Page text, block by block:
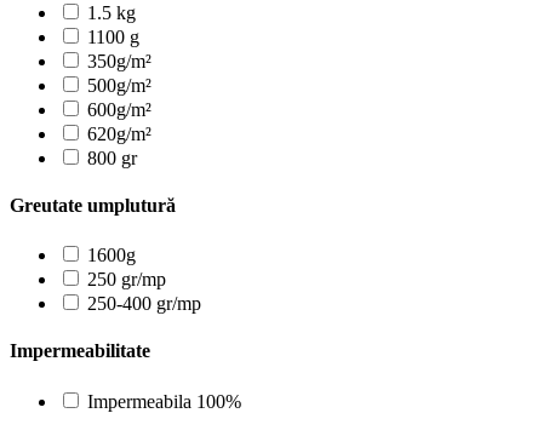
1.5 kg
1100 g
350g/m²
500g/m²
600g/m²
620g/m²
800 gr
Greutate umplutură
1600g
250 gr/mp
250-400 gr/mp
Impermeabilitate
Impermeabila 100%